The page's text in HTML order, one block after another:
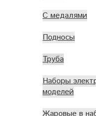
С медалями
Подносы
Труба
Наборы
моделей
Жаровые в